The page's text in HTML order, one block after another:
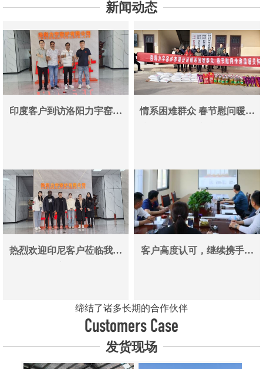
新闻动态
印度客户到访洛阳力宇窑炉
情系困难群众 春节慰问暖人
热烈欢迎印尼客户莅临我司
客户高度认可，继续携手同
缔结了诸多长期的合作伙伴
Customers Case
发货现场